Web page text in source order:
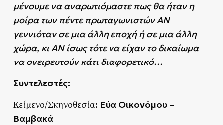
μένουμε να αναρωτιόμαστε πως θα ήταν η
μοίρα των πέντε πρωταγωνιστών ΑΝ
γεννιόταν σε μια άλλη εποχή ή σε μια άλλη
χώρα, κι ΑΝ ίσως τότε να είχαν το δικαίωμα
να ονειρευτούν κάτι διαφορετικό…
Συντελεστές:
Κείμενο/Σκηνοθεσία: Εύα Οικονόμου –
Βαμβακά